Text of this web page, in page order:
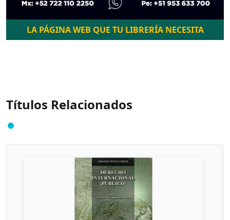
LA PÁGINA WEB QUE TU LIBRERÍA NECESITA
Títulos Relacionados